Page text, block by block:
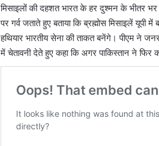
मिसाइलों की दहशत भारत के हर दुश्मन के भीतर
पर गर्व जताते हुए बताया कि ब्रह्मोस मिसाइलें
हथियार भारतीय सेना की ताकत बनेंगे। पीएम ने
में चेतावनी देते हुए कहा कि अगर पाकिस्तान ने फिर